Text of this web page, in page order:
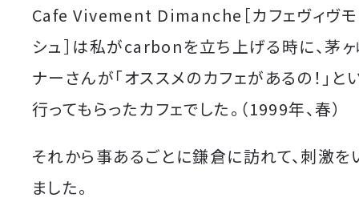
Cafe Vivement Dimanche［カフェヴィヴ
シュ］は私がcarbonを立ち上げる時に、茅
ナーさんが「オススメのカフェがあるの！」と
行ってもらったカフェでした。（1999年、春）
それから事あるごとに鎌倉に訪れて、刺激を
ました。